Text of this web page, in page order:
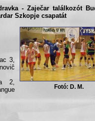
- Zaječar találkozót
Szkopje csapatát
Fotó: D. M.
3,
2,